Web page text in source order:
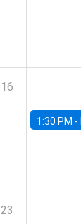
16
1:30 PM -
23